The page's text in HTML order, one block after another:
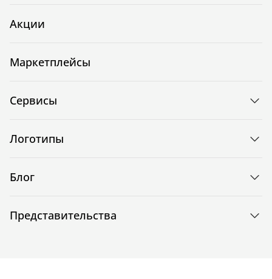
Акции
Маркетплейсы
Сервисы
Логотипы
Блог
Представительства